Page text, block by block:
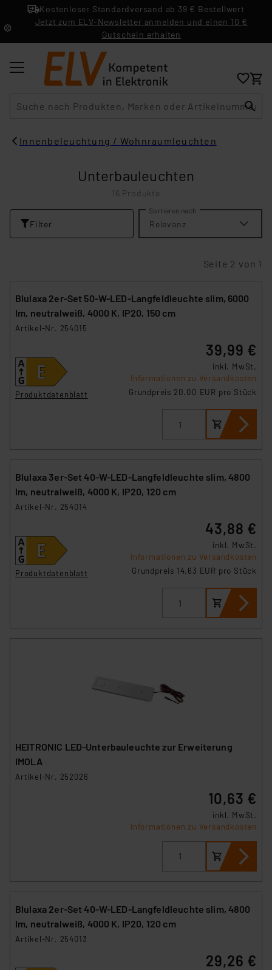
Kostenloser Standardversand ab 39 € Bestellwert
Jetzt zum ELV-Newsletter anmelden und einen 10 €
Gutschein erhalten
Innenbeleuchtung / Wohnraumleuchten
Unterbauleuchten
16 Produkte
Filter
Sortieren nach
Relevanz
Seite 2 von 1
Blulaxa 2er-Set 50-W-LED-Langfeldleuchte slim, 6000
lm, neutralweiß, 4000 K, IP20, 150 cm
Artikel-Nr. 254015
Produktdatenblatt
39,99 €
inkl. MwSt.
Informationen zu Versandkosten
Grundpreis 20.00 EUR pro Stück
Blulaxa 3er-Set 40-W-LED-Langfeldleuchte slim, 4800
lm, neutralweiß, 4000 K, IP20, 120 cm
Artikel-Nr. 254014
Produktdatenblatt
43,88 €
inkl. MwSt.
Informationen zu Versandkosten
Grundpreis 14.63 EUR pro Stück
HEITRONIC LED-Unterbauleuchte zur Erweiterung
IMOLA
Artikel-Nr. 252026
10,63 €
inkl. MwSt.
Informationen zu Versandkosten
Blulaxa 2er-Set 40-W-LED-Langfeldleuchte slim, 4800
lm, neutralweiß, 4000 K, IP20, 120 cm
Artikel-Nr. 254013
29,26 €